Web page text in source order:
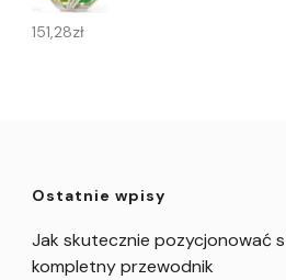
151,28zł
Ostatnie wpisy
Jak skutecznie pozycjonować
kompletny przewodnik